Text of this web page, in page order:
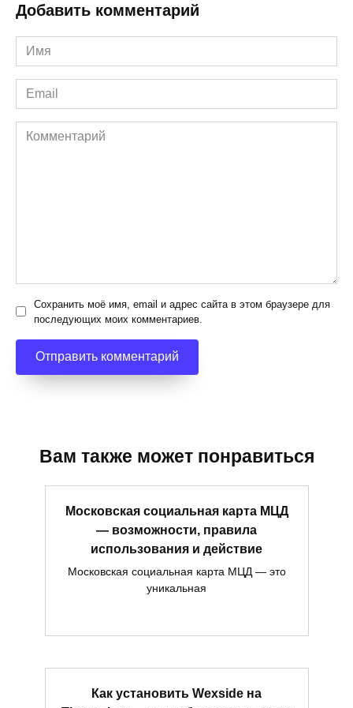
Добавить комментарий
Имя
*
Email
*
Комментарий
Сохранить моё имя, email и адрес сайта в этом браузере для
последующих моих комментариев.
Вам также может понравиться
Московская социальная карта МЦД
— возможности, правила
использования и действие
Московская социальная карта МЦД — это
уникальная
Как установить Wexside на